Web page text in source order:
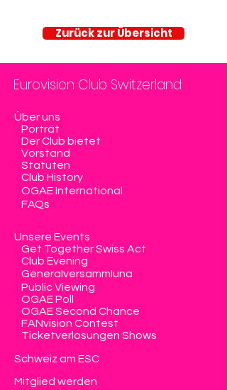
Zurück zur Übersicht
Eurovision Club Switzerland
Über uns
Porträt
Der Club bietet
Vorstand
Statuten
Club History
OGAE International
FAQs
Unsere Events
Get Together Swiss Act
Club Evening
Generalversammlung
Public Viewing
OGAE Poll
OGAE Second Chance
FANvision Contest
Ticketverlosungen Shows
Schweiz am ESC
Mitglied werden